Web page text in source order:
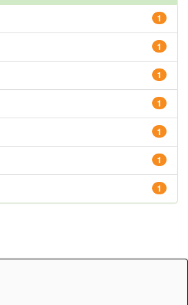
1
1
1
1
1
1
1